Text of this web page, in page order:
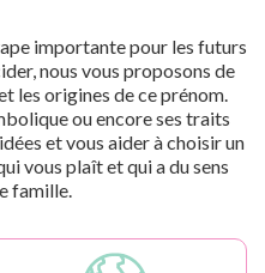
importante pour les futurs
nous vous proposons de
les origines de ce prénom.
ou encore ses traits
et vous aider à choisir un
vous plaît et qui a du sens
famille.